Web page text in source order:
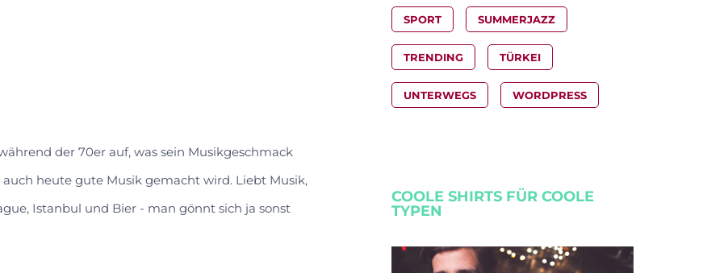
der 70er auf, was sein Musikgeschmack
heute gute Musik gemacht wird. Liebt Musik,
Istanbul und Bier - man gönnt sich ja sonst
SPORT SUMMERJAZZ
TRENDING TÜRKEI
UNTERWEGS WORDPRESS
COOLE SHIRTS FÜR COOLE
TYPEN